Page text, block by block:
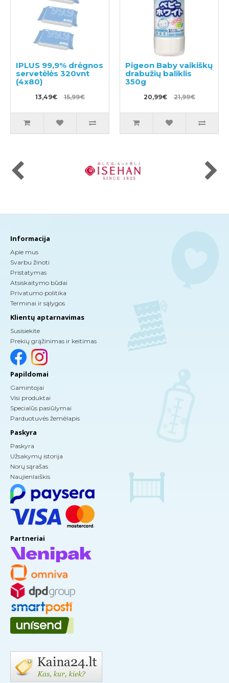
IPLUS 99,9% drėgnos
servetėlės 320vnt
(4x80)
13,49€ 15,99€
Pigeon Baby vaikiškų
drabužių baliklis
350g
20,99€ 21,99€
Informacija
Apie mus
Svarbu žinoti
Pristatymas
Atsiskaitymo būdai
Privatumo politika
Terminai ir sąlygos
Klientų aptarnavimas
Susisiekite
Prekių grąžinimas ir keitimas
Papildomai
Gamintojai
Visi produktai
Specialūs pasiūlymai
Parduotuvės žemėlapis
Paskyra
Paskyra
Užsakymų istorija
Norų sąrašas
Naujienlaiškis
Partneriai